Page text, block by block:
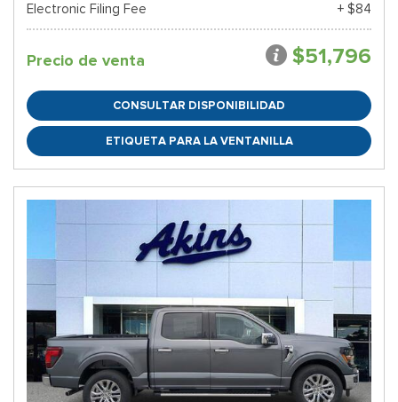
Electronic Filing Fee
+ $84
Precio de venta $51,796
CONSULTAR DISPONIBILIDAD
ETIQUETA PARA LA VENTANILLA